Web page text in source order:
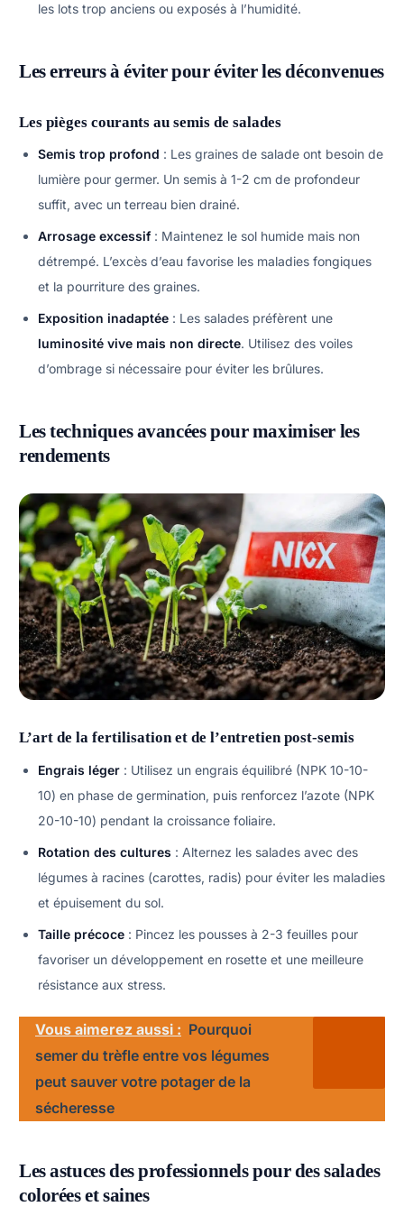
les lots trop anciens ou exposés à l’humidité.
Les erreurs à éviter pour éviter les déconvenues
Les pièges courants au semis de salades
Semis trop profond : Les graines de salade ont besoin de
lumière pour germer. Un semis à 1-2 cm de profondeur
suffit, avec un terreau bien drainé.
Arrosage excessif: Maintenez le sol humide mais non
détrempé. L’excès d’eau favorise les maladies fongiques
et la pourriture des graines.
Exposition inadaptée : Les salades préfèrent une
luminosité vive mais non directe. Utilisez des voiles
d’ombrage si nécessaire pour éviter les brûlures.
Les techniques avancées pour maximiser les
rendements
L’art de la fertilisation et de l’entretien post-semis
Engrais léger : Utilisez un engrais équilibré (NPK 10-10-
10) en phase de germination, puis renforcez l’azote (NPK
20-10-10) pendant la croissance foliaire.
Rotation des cultures : Alternez les salades avec des
légumes à racines (carottes, radis) pour éviter les maladies
et épuisement du sol.
Taille précoce : Pincez les pousses à 2-3 feuilles pour
favoriser un développement en rosette et une meilleure
résistance aux stress.
Vous aimerez aussi : Pourquoi
semer du trèfle entre vos légumes
peut sauver votre potager de la
sécheresse
Les astuces des professionnels pour des salades
colorées et saines